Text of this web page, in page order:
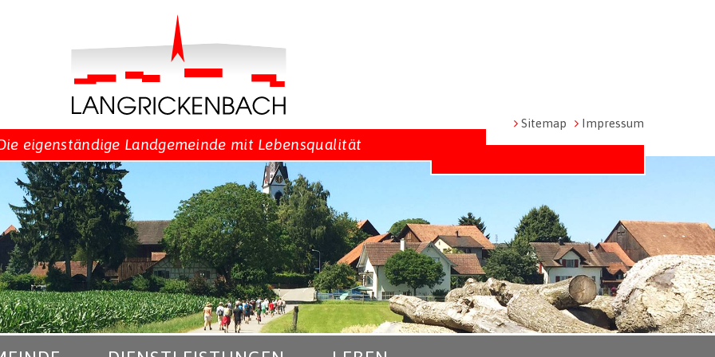
eigenständige Landgemeinde mit Lebensqualität
Metanavigation
Sitemap Impressum